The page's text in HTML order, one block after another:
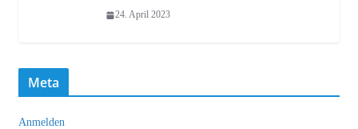
24. April 2023
Meta
Anmelden